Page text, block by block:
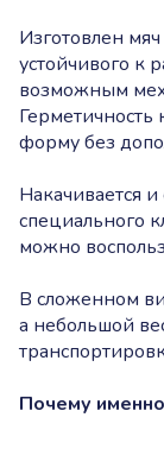
Изготовлен
устойчивого к
возможным
Герметичность
форму без
Накачивается
специального
можно
В сложенном
а небольшой
Почему